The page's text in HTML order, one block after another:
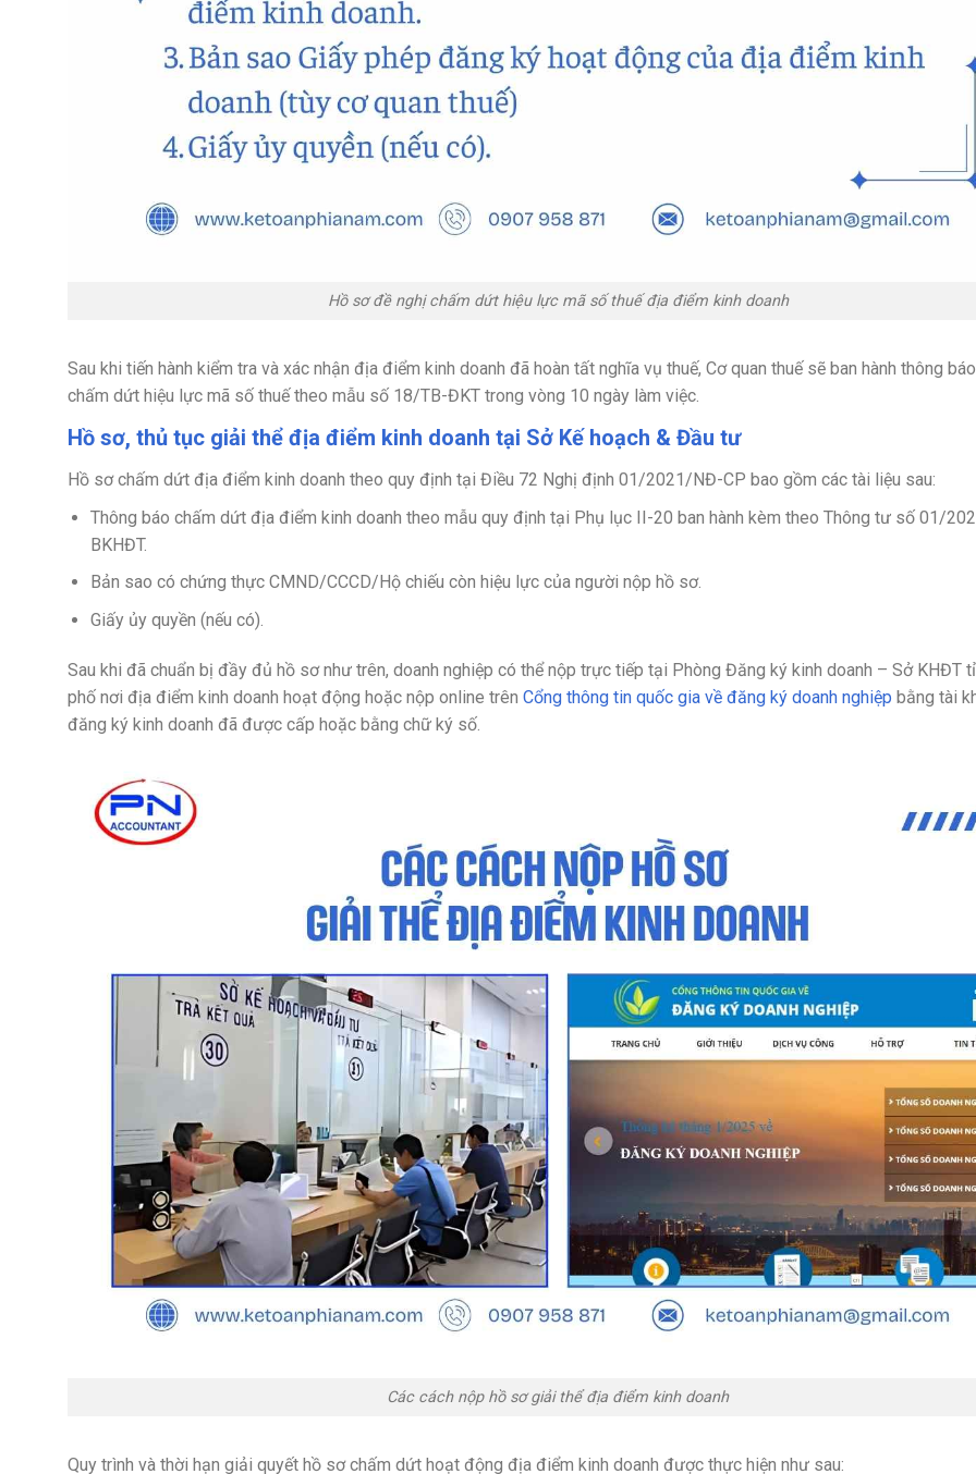
Hồ sơ đề nghị chấm dứt hiệu lực mã số thuế địa điểm kinh doanh
Sau khi tiến hành kiểm tra và xác nhận địa điểm kinh doanh đã hoàn tất nghĩa vụ thuế, Cơ quan thuế sẽ ban hành thông
chấm dứt hiệu lực mã số thuế theo mẫu số 18/TB-ĐKT trong vòng 10 ngày làm việc.
Hồ sơ, thủ tục giải thể địa điểm kinh doanh tại Sở Kế hoạch & Đầu tư
Hồ sơ chấm dứt địa điểm kinh doanh theo quy định tại Điều 72 Nghị định 01/2021/NĐ-CP bao gồm các tài liệu sau:
Thông báo chấm dứt địa điểm kinh doanh theo mẫu quy định tại Phụ lục II-20 ban hành kèm theo Thông tư số 01/
BKHĐT.
Bản sao có chứng thực CMND/CCCD/Hộ chiếu còn hiệu lực của người nộp hồ sơ.
Giấy ủy quyền (nếu có).
Sau khi đã chuẩn bị đầy đủ hồ sơ như trên, doanh nghiệp có thể nộp trực tiếp tại Phòng Đăng ký kinh doanh – Sở KHĐT
phố nơi địa điểm kinh doanh hoạt động hoặc nộp online trên Cổng thông tin quốc gia về đăng ký doanh nghiệp bằng tài
đăng ký kinh doanh đã được cấp hoặc bằng chữ ký số.
Các cách nộp hồ sơ giải thể địa điểm kinh doanh
Quy trình và thời hạn giải quyết hồ sơ chấm dứt hoạt động địa điểm kinh doanh được thực hiện như sau: